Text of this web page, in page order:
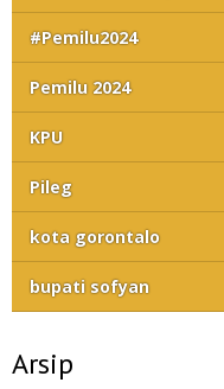
#Pemilu2024
Pemilu 2024
KPU
Pileg
kota gorontalo
bupati sofyan
Arsip